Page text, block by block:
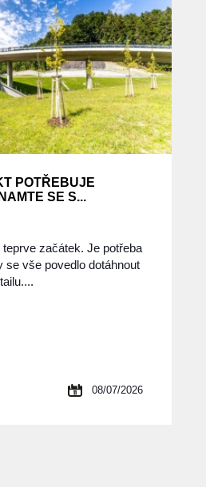
POTŘEBUJE
SE S...
začátek. Je potřeba
se vše povedlo dotáhnout
08/07/2026